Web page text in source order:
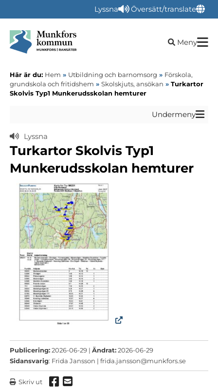
Lyssna Översätt/translate
Öppna
Meny
Här är du: Hem » Utbildning och barnomsorg » Förskola,
grundskola och fritidshem » Skolskjuts, ansökan » Turkartor
Skolvis Typ1 Munkerudsskolan hemturer
Undermeny
Lyssna
Turkartor Skolvis Typ1
Munkerudsskolan hemturer
Publicering:2026-06-29 | Ändrat:2026-06-29
Sidansvarig: Frida Jansson | frida.jansson@munkfors.se
Skriv ut Dela via Facebook
Dela via mail